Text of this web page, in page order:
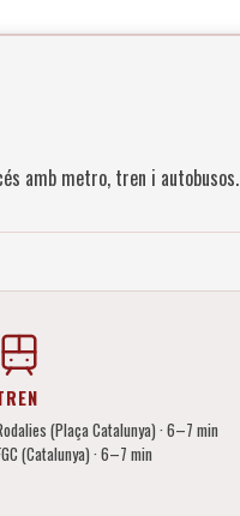
amb metro, tren i autobusos.
(Plaça Catalunya) · 6–7 min
(Catalunya) · 6–7 min